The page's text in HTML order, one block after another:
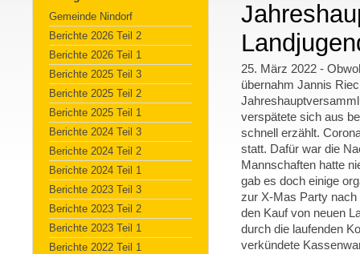
Gemeinde Nindorf
Berichte 2026 Teil 2
Berichte 2026 Teil 1
Berichte 2025 Teil 3
Berichte 2025 Teil 2
Berichte 2025 Teil 1
Berichte 2024 Teil 3
Berichte 2024 Teil 2
Berichte 2024 Teil 1
Berichte 2023 Teil 3
Berichte 2023 Teil 2
Berichte 2023 Teil 1
Berichte 2022 Teil 1
25. März 2022 -
übernahm Jannis
verspätete sich aus
schnell erzählt.
statt. Dafür war die
Mannschaften hatte
gab es doch einige
zur X-Mas Party nach
den Kauf von neuen
durch die laufenden
verkündete